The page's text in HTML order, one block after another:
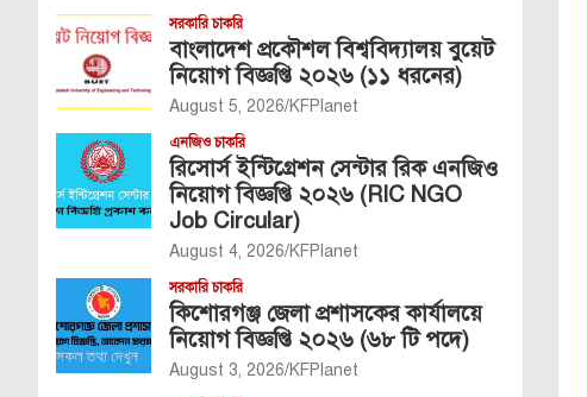
সরকারি চাকরি
বাংলাদেশ প্রকৌশল বিশ্ববিদ্যালয় বুয়েট
নিয়োগ বিজ্ঞপ্তি ২০২৬ (১১ ধরনের)
August 5, 2026 KFPlanet
এনজিও চাকরি
রিসোর্স ইন্টিগ্রেশন সেন্টার রিক এনজিও
নিয়োগ বিজ্ঞপ্তি ২০২৬ (RIC NGO
Job Circular)
August 4, 2026 KFPlanet
সরকারি চাকরি
কিশোরগঞ্জ জেলা প্রশাসকের কার্যালয়ে
নিয়োগ বিজ্ঞপ্তি ২০২৬ (৬৮ টি পদে)
August 3, 2026 KFPlanet